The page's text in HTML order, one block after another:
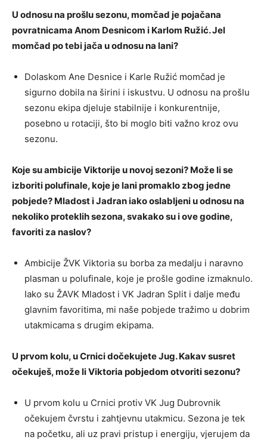
U odnosu na prošlu sezonu, momčad je pojačana
povratnicama Anom Desnicom i Karlom Ružić. Jel
momčad po tebi jača u odnosu na lani?
Dolaskom Ane Desnice i Karle Ružić momčad je
sigurno dobila na širini i iskustvu. U odnosu na prošlu
sezonu ekipa djeluje stabilnije i konkurentnije,
posebno u rotaciji, što bi moglo biti važno kroz ovu
sezonu.
Koje su ambicije Viktorije u novoj sezoni? Može li se
izboriti polufinale, koje je lani promaklo zbog jedne
pobjede? Mladost i Jadran iako oslabljeni u odnosu na
nekoliko proteklih sezona, svakako su i ove godine,
favoriti za naslov?
Ambicije ŽVK Viktoria su borba za medalju i naravno
plasman u polufinale, koje je prošle godine izmaknulo.
Iako su ŽAVK Mladost i VK Jadran Split i dalje među
glavnim favoritima, mi naše pobjede tražimo u dobrim
utakmicama s drugim ekipama.
U prvom kolu, u Crnici dočekujete Jug. Kakav susret
očekuješ, može li Viktoria pobjedom otvoriti sezonu?
U prvom kolu u Crnici protiv VK Jug Dubrovnik
očekujem čvrstu i zahtjevnu utakmicu. Sezona je tek
na početku, ali uz pravi pristup i energiju, vjerujem da